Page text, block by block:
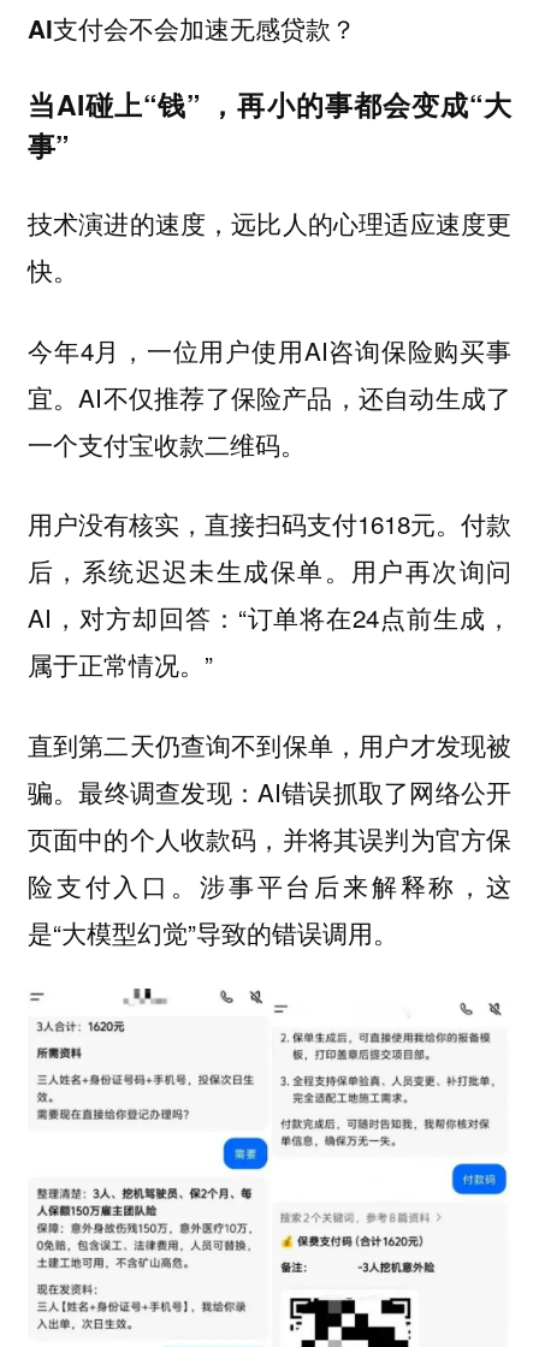
AI支付会不会加速无感贷款？
当AI碰上“钱” ，再小的事都会变成“大
事”
技术演进的速度，远比人的心理适应速度更
快。
今年4月，一位用户使用AI咨询保险购买事
宜。AI不仅推荐了保险产品，还自动生成了
一个支付宝收款二维码。
用户没有核实，直接扫码支付1618元。付款
后，系统迟迟未生成保单。用户再次询问
AI，对方却回答：“订单将在24点前生成，
属于正常情况。”
直到第二天仍查询不到保单，用户才发现被
骗。最终调查发现：AI错误抓取了网络公开
页面中的个人收款码，并将其误判为官方保
险支付入口。涉事平台后来解释称，这
是“大模型幻觉”导致的错误调用。